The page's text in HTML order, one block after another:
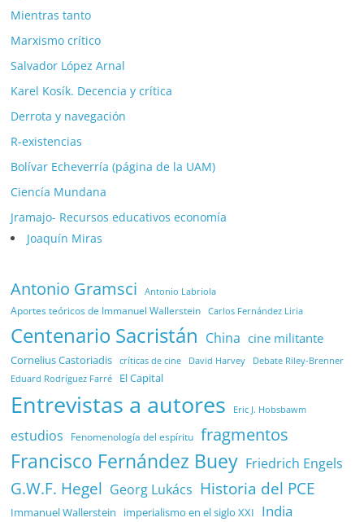
Mientras tanto
Marxismo crítico
Salvador López Arnal
Karel Kosík. Decencia y crítica
Derrota y navegación
R-existencias
Bolívar Echeverría (página de la UAM)
Ciencía Mundana
Jramajo- Recursos educativos economía
Joaquín Miras
Antonio Gramsci Antonio Labriola
Aportes teóricos de Immanuel Wallerstein Carlos Fernández Liria
Centenario Sacristán China cine militante
Cornelius Castoriadis críticas de cine David Harvey Debate Riley-Brenner
Eduard Rodríguez Farré El Capital
Entrevistas a autores Eric J. Hobsbawm
estudios Fenomenología del espíritu fragmentos
Francisco Fernández Buey Friedrich Engels
G.W.F. Hegel Georg Lukács Historia del PCE
Immanuel Wallerstein imperialismo en el siglo XXI India